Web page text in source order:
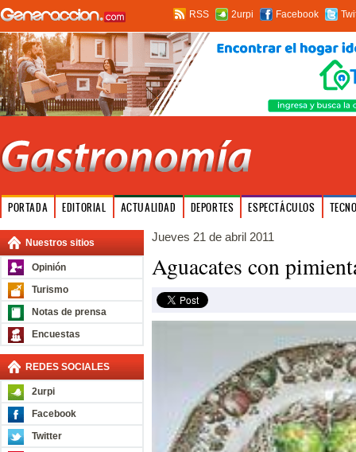
RSS 2urpi Facebook
PORTADA EDITORIAL ACTUALIDAD DEPORTES ESPECTÁCULOS
Nuestros sitios
Opinión
Turismo
Notas de prensa
Encuestas
REDES SOCIALES
2urpi
Facebook
Twitter
Jueves 21 de abril 2011
Aguacates con